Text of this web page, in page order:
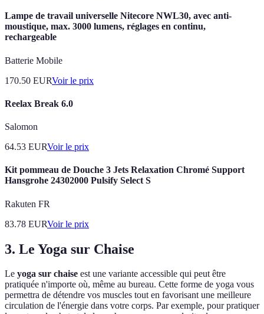
Lampe de travail universelle Nitecore NWL30, avec anti-
moustique, max. 3000 lumens, réglages en continu,
rechargeable
Batterie Mobile
170.50 EURVoir le prix
Reelax Break 6.0
Salomon
64.53 EURVoir le prix
Kit pommeau de Douche 3 Jets Relaxation Chromé Support
Hansgrohe 24302000 Pulsify Select S
Rakuten FR
83.78 EURVoir le prix
3. Le Yoga sur Chaise
Le yoga sur chaise est une variante accessible qui peut être
pratiquée n'importe où, même au bureau. Cette forme de yoga vous
permettra de détendre vos muscles tout en favorisant une meilleure
circulation de l'énergie dans votre corps. Par exemple, pour pratiquer